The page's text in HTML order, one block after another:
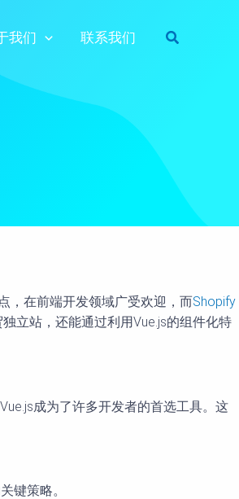
我们 联系我们
搜
，在前端开发领域广受欢迎，而Shopify
立站，还能通过利用Vue.js的组件化特
成为了许多开发者的首选工具。这
键策略。